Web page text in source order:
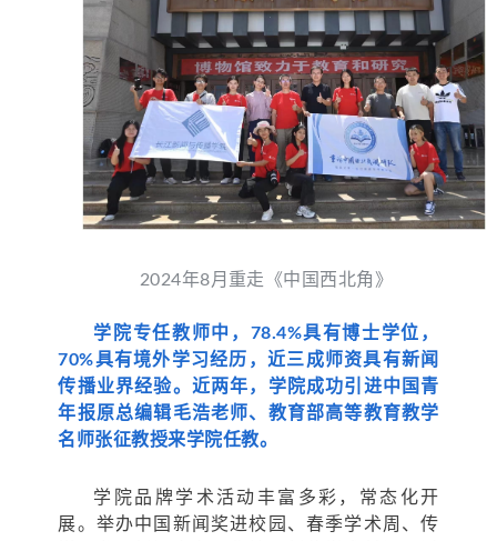
2024年8月重走《中国西北角》
学院专任教师中，78.4%具有博士学位，
70%具有境外学习经历，近三成师资具有新闻
传播业界经验。近两年，学院成功引进中国青
年报原总编辑毛浩老师、教育部高等教育教学
名师张征教授来学院任教。
学院品牌学术活动丰富多彩，常态化开
展。举办中国新闻奖进校园、春季学术周、传